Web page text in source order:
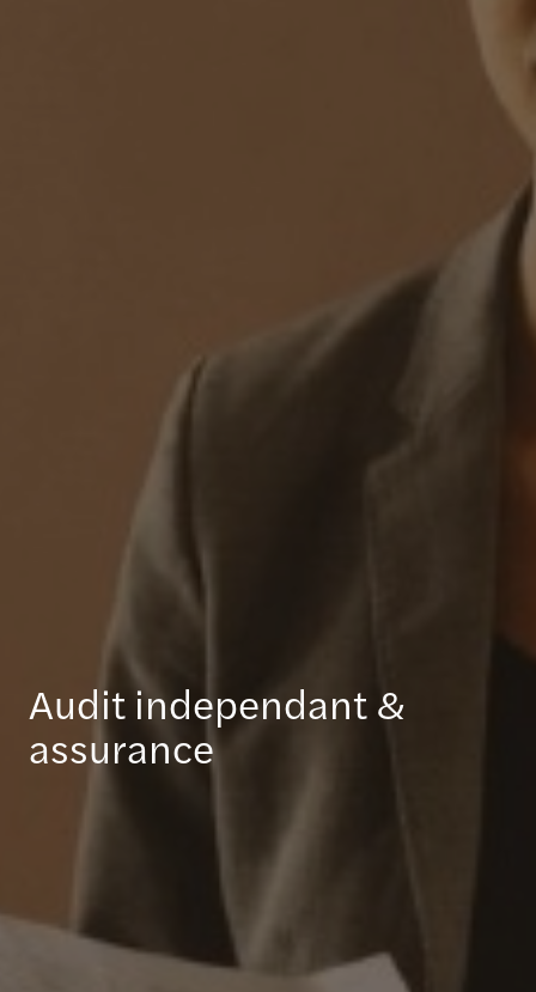
Audit independant &
assurance